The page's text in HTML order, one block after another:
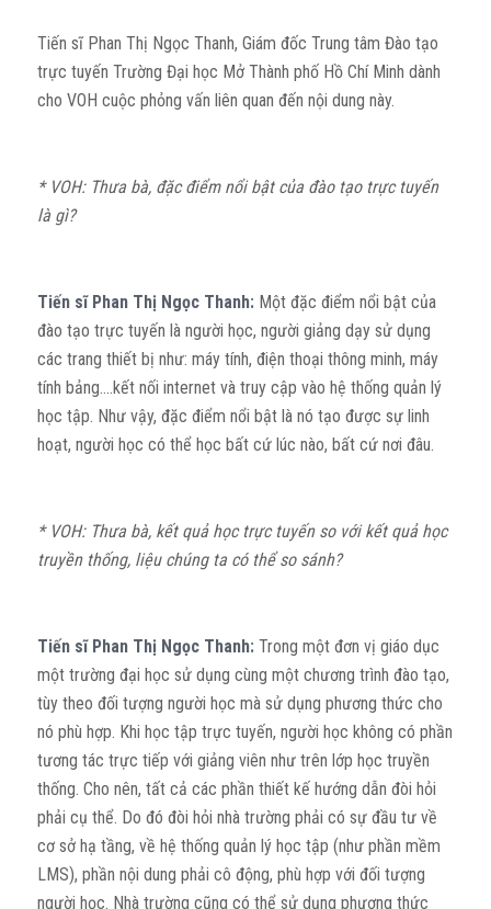
Tiến sĩ Phan Thị Ngọc Thanh, Giám đốc Trung tâm Đào tạo
trực tuyến Trường Đại học Mở Thành phố Hồ Chí Minh dành
cho VOH cuộc phỏng vấn liên quan đến nội dung này.
* VOH: Thưa bà, đặc điểm nổi bật của đào tạo trực tuyến
là gì?
Tiến sĩ Phan Thị Ngọc Thanh:Một đặc điểm nổi bật của
đào tạo trực tuyến là người học, người giảng dạy sử dụng
các trang thiết bị như: máy tính, điện thoại thông minh, máy
tính bảng….kết nối internet và truy cập vào hệ thống quản lý
học tập. Như vậy, đặc điểm nổi bật là nó tạo được sự linh
hoạt, người học có thể học bất cứ lúc nào, bất cứ nơi đâu.
* VOH: Thưa bà, kết quả học trực tuyến so với kết quả học
truyền thống, liệu chúng ta có thể so sánh?
Tiến sĩ Phan Thị Ngọc Thanh:Trong một đơn vị giáo dục
một trường đại học sử dụng cùng một chương trình đào tạo,
tùy theo đối tượng người học mà sử dụng phương thức cho
nó phù hợp. Khi học tập trực tuyến, người học không có phần
tương tác trực tiếp với giảng viên như trên lớp học truyền
thống. Cho nên, tất cả các phần thiết kế hướng dẫn đòi hỏi
phải cụ thể. Do đó đòi hỏi nhà trường phải có sự đầu tư về
cơ sở hạ tầng, về hệ thống quản lý học tập (như phần mềm
LMS), phần nội dung phải cô động, phù hợp với đối tượng
người học. Nhà trường cũng có thể sử dụng phương thức